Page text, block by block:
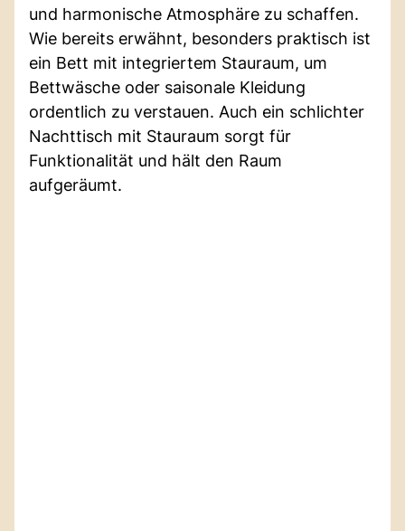
und harmonische Atmosphäre zu schaffen.
Wie bereits erwähnt, besonders praktisch ist
ein Bett mit integriertem Stauraum, um
Bettwäsche oder saisonale Kleidung
ordentlich zu verstauen. Auch ein schlichter
Nachttisch mit Stauraum sorgt für
Funktionalität und hält den Raum
aufgeräumt.